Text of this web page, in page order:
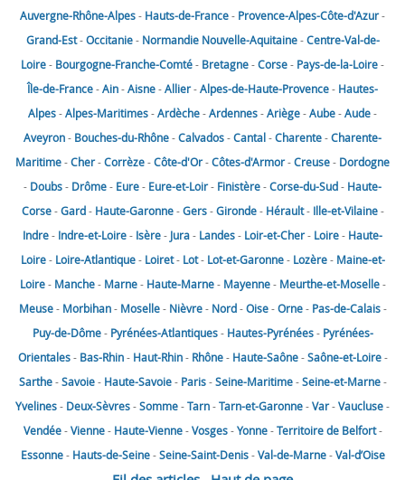
Auvergne-Rhône-Alpes- Hauts-de-France- Provence-Alpes-Côte-d'Azur-
Grand-Est-Occitanie- Normandie Nouvelle-Aquitaine-Centre-Val-de-
Loire- Bourgogne-Franche-Comté- Bretagne-Corse- Pays-de-la-Loire-
Île-de-France-Ain-Aisne-Allier-Alpes-de-Haute-Provence- Hautes-
Alpes-Alpes-Maritimes-Ardèche-Ardennes-Ariège-Aube-Aude-
Aveyron- Bouches-du-Rhône-Calvados-Cantal-Charente-Charente-
Maritime-Cher-Corrèze-Côte-d'Or-Côtes-d'Armor-Creuse- Dordogne
- Doubs- Drôme- Eure- Eure-et-Loir- Finistère-Corse-du-Sud- Haute-
Corse-Gard- Haute-Garonne-Gers-Gironde- Hérault- Ille-et-Vilaine-
Indre- Indre-et-Loire- Isère- Jura- Landes- Loir-et-Cher- Loire- Haute-
Loire- Loire-Atlantique- Loiret- Lot- Lot-et-Garonne- Lozère- Maine-et-
Loire- Manche- Marne- Haute-Marne- Mayenne- Meurthe-et-Moselle-
Meuse- Morbihan- Moselle- Nièvre- Nord-Oise-Orne- Pas-de-Calais-
Puy-de-Dôme- Pyrénées-Atlantiques- Hautes-Pyrénées- Pyrénées-
Orientales- Bas-Rhin- Haut-Rhin- Rhône- Haute-Saône-Saône-et-Loire-
Sarthe-Savoie- Haute-Savoie- Paris-Seine-Maritime-Seine-et-Marne-
Yvelines- Deux-Sèvres-Somme-Tarn-Tarn-et-Garonne-Var-Vaucluse-
Vendée-Vienne- Haute-Vienne-Vosges-Yonne-Territoire de Belfort-
Essonne- Hauts-de-Seine-Seine-Saint-Denis-Val-de-Marne-Val-d’Oise